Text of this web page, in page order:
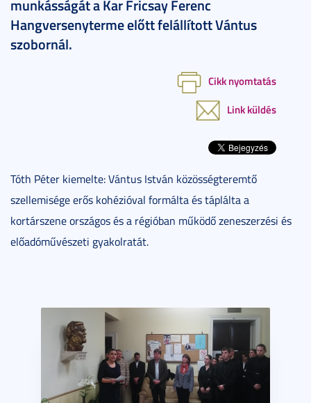
munkásságát a Kar Fricsay Ferenc
Hangversenyterme előtt felállított Vántus
szobornál.
Cikk nyomtatás
Link küldés
Tóth Péter kiemelte: Vántus István közösségteremtő
szellemisége erős kohézióval formálta és táplálta a
kortárszene országos és a régióban működő zeneszerzési és
előadóművészeti gyakolratát.